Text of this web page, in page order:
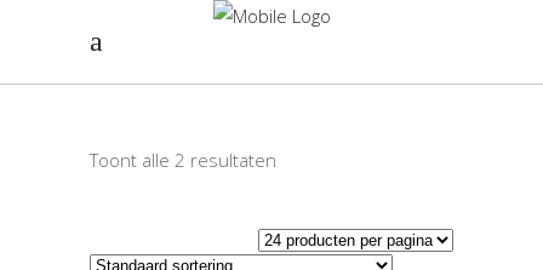
Toont alle 2 resultaten